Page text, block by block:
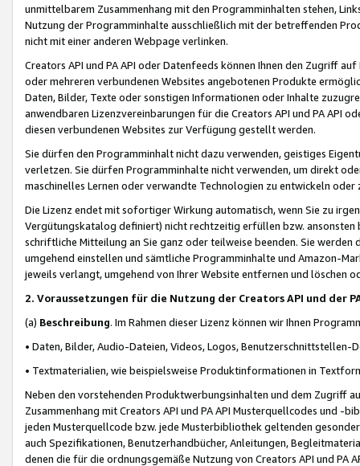
unmittelbarem Zusammenhang mit den Programminhalten stehen,
Nutzung der Programminhalte ausschließlich mit der betreffenden
nicht mit einer anderen Webpage verlinken.
Creators API und PA API oder Datenfeeds können Ihnen den Zugriff
oder mehreren verbundenen Websites angebotenen Produkte
Daten, Bilder, Texte oder sonstigen Informationen oder Inhalte
anwendbaren Lizenzvereinbarungen für die Creators API und PA API
diesen verbundenen Websites zur Verfügung gestellt werden.
Sie dürfen den Programminhalt nicht dazu verwenden, geistiges
verletzen. Sie dürfen Programminhalte nicht verwenden, um direkt
maschinelles Lernen oder verwandte Technologien zu entwickeln
Die Lizenz endet mit sofortiger Wirkung automatisch, wenn Sie zu
Vergütungskatalog definiert) nicht rechtzeitig erfüllen bzw. ansonsten
schriftliche Mitteilung an Sie ganz oder teilweise beenden. Sie werden
umgehend einstellen und sämtliche Programminhalte und Amazon-
jeweils verlangt, umgehend von Ihrer Website entfernen und löschen
2. Voraussetzungen für die Nutzung der Creators API und der
(a) Beschreibung. Im Rahmen dieser Lizenz können wir Ihnen
• Daten, Bilder, Audio-Dateien, Videos, Logos, Benutzerschnittstellen-
• Textmaterialien, wie beispielsweise Produktinformationen in
Neben den vorstehenden Produktwerbungsinhalten und dem Zugriff
Zusammenhang mit Creators API und PA API Musterquellcodes und
jeden Musterquellcode bzw. jede Musterbibliothek geltenden
auch Spezifikationen, Benutzerhandbücher, Anleitungen,
denen die für die ordnungsgemäße Nutzung von Creators API und PA